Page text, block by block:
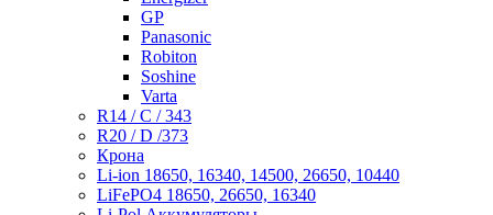
GP
Panasonic
Robiton
Soshine
Varta
R14 / C / 343
R20 / D /373
Крона
Li-ion 18650, 16340, 14500, 26650, 10440
LiFePO4 18650, 26650, 16340